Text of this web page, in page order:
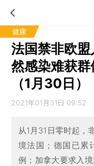
健康
法国禁非欧
然感染难获
（1月30日）
2021年01月31日 09:52
从1月31日零时起，
境法国；德国已累
例；加拿大要求入